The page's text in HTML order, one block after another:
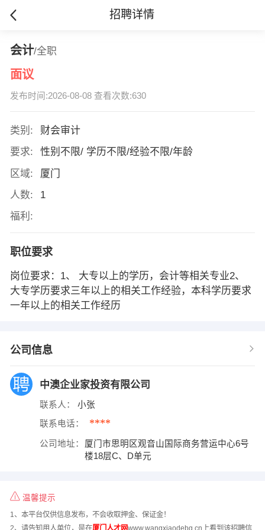
招聘详情
会计/全职
面议
发布时间:2026-08-08 查看次数:630
类别:
财会审计
要求:
性别不限/ 学历不限/经验不限/年龄
区域:
厦门
人数:
1
福利:
职位要求
岗位要求：1、 大专以上的学历，会计等相关专业2、
大专学历要求三年以上的相关工作经验，本科学历要求
一年以上的相关工作经历
公司信息
中澳企业家投资有限公司
联系人： 小张
联系电话： ****
公司地址：
厦门市思明区观音山国际商务营运中心6号
楼18层C、D单元
温馨提示
1、本平台仅供信息发布，不会收取押金、保证金！
2、请告知用人单位，是在厦门人才网www.wangxiaodebg.cn上看到该招聘信